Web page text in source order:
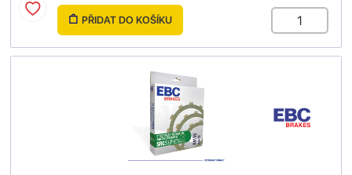
PŘIDAT DO KOŠÍKU